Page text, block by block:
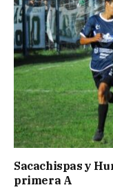
Sacachispas y
primera A